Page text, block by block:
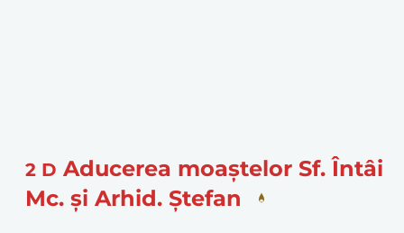
2 D Aducerea moaștelor Sf. Întâi
Mc. și Arhid. Ștefan